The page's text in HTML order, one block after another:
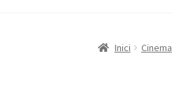
Inici Cinema